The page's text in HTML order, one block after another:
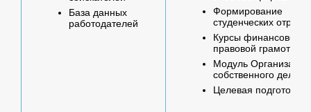
База данных
работодателей
Формирование
студенческих
Курсы финансовой и
правовой
Модуль Организация
собственного дела
Целевая подготовка